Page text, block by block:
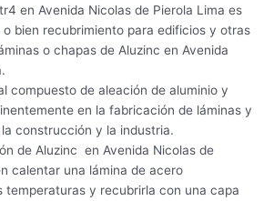
en Avenida Nicolas de Pierola Lima es
bien recubrimiento para edificios y otras
o chapas de Aluzinc en Avenida
compuesto de aleación de aluminio y
en la fabricación de láminas y
construcción y la industria.
de Aluzinc en Avenida Nicolas de
calentar una lámina de acero
temperaturas y recubrirla con una capa